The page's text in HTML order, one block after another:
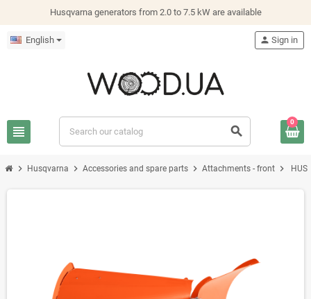
Husqvarna generators from 2.0 to 7.5 kW are available
English
view_headline search
person Sign in
0
chevron_right Husqvarna chevron_right Accessories and spare parts chevron_right Attachments - front chevron_right